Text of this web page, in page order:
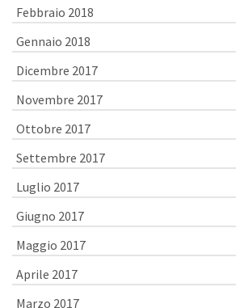
Febbraio 2018
Gennaio 2018
Dicembre 2017
Novembre 2017
Ottobre 2017
Settembre 2017
Luglio 2017
Giugno 2017
Maggio 2017
Aprile 2017
Marzo 2017